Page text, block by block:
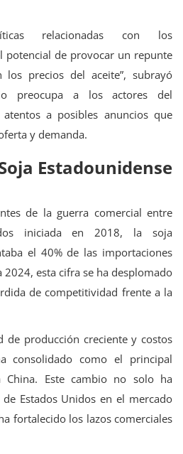
relacionadas con los
potencial de provocar un repunte
precios del aceite”, subrayó
preocupa a los actores del
a posibles anuncios que
y demanda.
Estadounidense
de la guerra comercial entre
iniciada en 2018, la soja
el 40% de las importaciones
2024, esta cifra se ha desplomado
de competitividad frente a la
de producción creciente y costos
consolidado como el principal
China. Este cambio no solo ha
Estados Unidos en el mercado
fortalecido los lazos comerciales